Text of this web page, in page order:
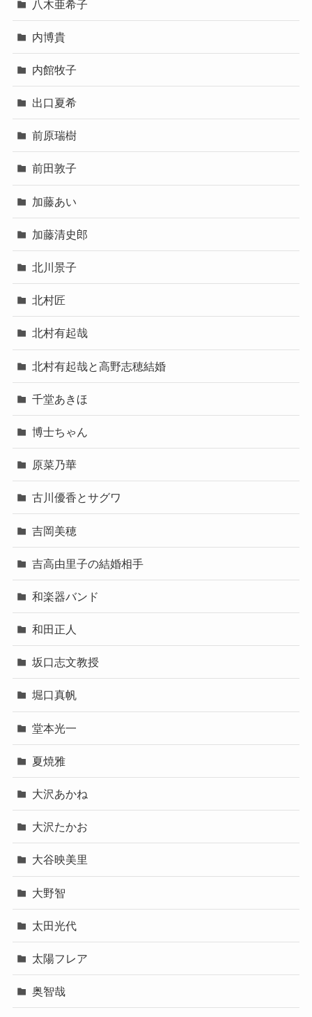
八木亜希子
内博貴
内館牧子
出口夏希
前原瑞樹
前田敦子
加藤あい
加藤清史郎
北川景子
北村匠
北村有起哉
北村有起哉と高野志穂結婚
千堂あきほ
博士ちゃん
原菜乃華
古川優香とサグワ
吉岡美穂
吉高由里子の結婚相手
和楽器バンド
和田正人
坂口志文教授
堀口真帆
堂本光一
夏焼雅
大沢あかね
大沢たかお
大谷映美里
大野智
太田光代
太陽フレア
奥智哉